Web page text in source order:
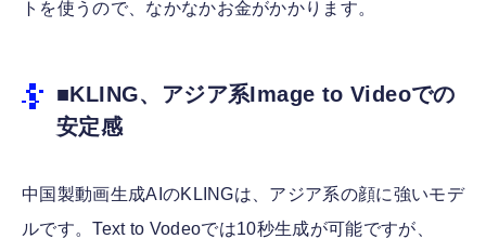
トを使うので、なかなかお金がかかります。
■KLING、アジア系Image to Videoでの
安定感
中国製動画生成AIのKLINGは、アジア系の顔に強いモデ
ルです。Text to Vodeoでは10秒生成が可能ですが、